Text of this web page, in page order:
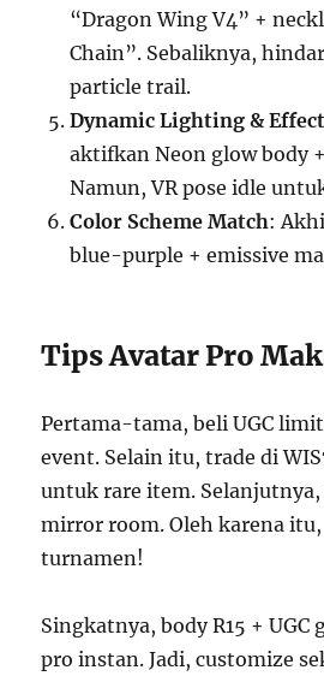
“Dragon Wing V4” +
Chain”. Sebaliknya,
particle trail.
Dynamic Lighting &
aktifkan Neon glow body
Namun, VR pose idle
Color Scheme Match:
blue-purple + emissive
Tips Avatar Pro
Pertama-tama, beli UGC
event. Selain itu, trade di
untuk rare item.
mirror room. Oleh karena
turnamen!
Singkatnya, body R15 +
pro instan. Jadi, customize